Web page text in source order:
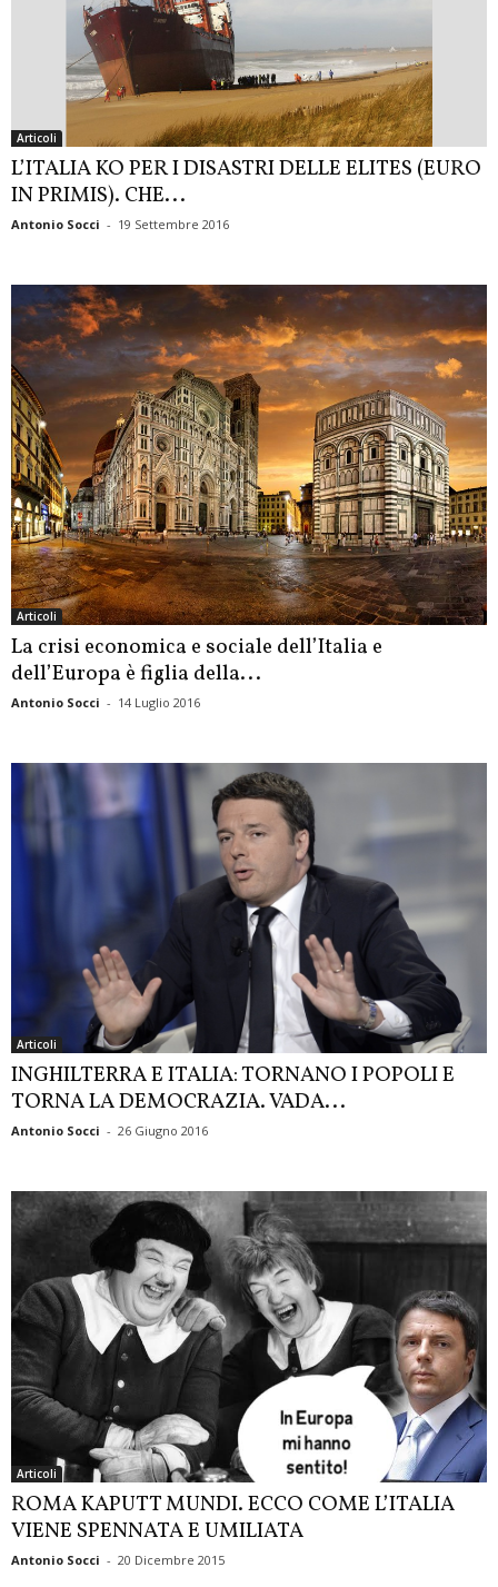
Articoli
L’ITALIA KO PER I DISASTRI DELLE ELITES (EURO
IN PRIMIS). CHE...
Antonio Socci - 19 Settembre 2016
Articoli
La crisi economica e sociale dell’Italia e
dell’Europa è figlia della...
Antonio Socci - 14 Luglio 2016
Articoli
INGHILTERRA E ITALIA: TORNANO I POPOLI E
TORNA LA DEMOCRAZIA. VADA...
Antonio Socci - 26 Giugno 2016
Articoli
ROMA KAPUTT MUNDI. ECCO COME L’ITALIA
VIENE SPENNATA E UMILIATA
Antonio Socci - 20 Dicembre 2015